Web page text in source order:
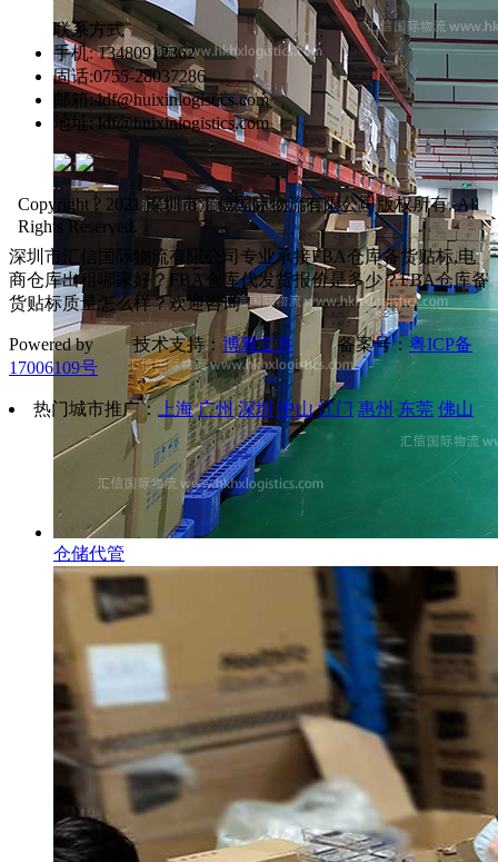
仓储代管
联系方式
手机: 13480912362
固话:0755-28037286
邮箱: ldf@huixinlogistics.com
地址: ldf@huixinlogistics.com
Copyright ? 2021 深圳市汇信国际物流有限公司版权所有. All
Rights Reserved.
深圳市汇信国际物流有限公司专业承接FBA仓库备货贴标,电
商仓库出租哪家好？FBA仓库代发货报价是多少？FBA仓库备
货贴标质量怎么样？欢迎咨询！
Powered by 技术支持： 博雅立方备案号： 粤ICP备
17006109号
热门城市推广： 上海 广州 深圳 中山 江门 惠州 东莞 佛山